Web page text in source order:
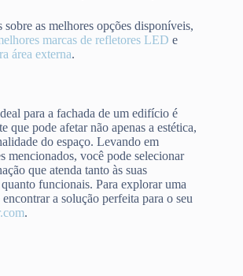
sobre as melhores opções disponíveis,
marcas de refletores LED e
área externa.
para a fachada de um edifício é
que pode afetar não apenas a estética,
do espaço. Levando em
mencionados, você pode selecionar
que atenda tanto às suas
quanto funcionais. Para explorar uma
a solução perfeita para o seu
.